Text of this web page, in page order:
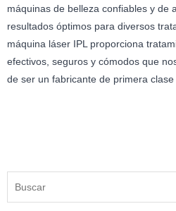
máquinas de belleza confiables y de
resultados óptimos para diversos
máquina láser IPL proporciona
efectivos, seguros y cómodos que
de ser un fabricante de primera clase